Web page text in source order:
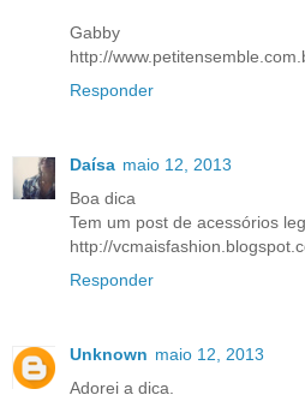
Gabby
http://
Responder
Daísa maio 12, 2013
Boa dica
Tem um post de acessórios
http://
Responder
Unknown maio 12, 2013
Adorei a dica.